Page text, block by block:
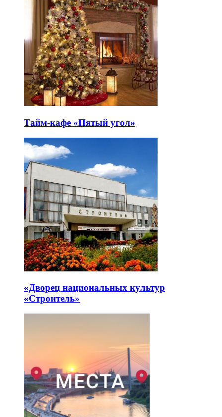
Тайм-кафе «Пятый угол»
«Дворец национальных культур
«Строитель»